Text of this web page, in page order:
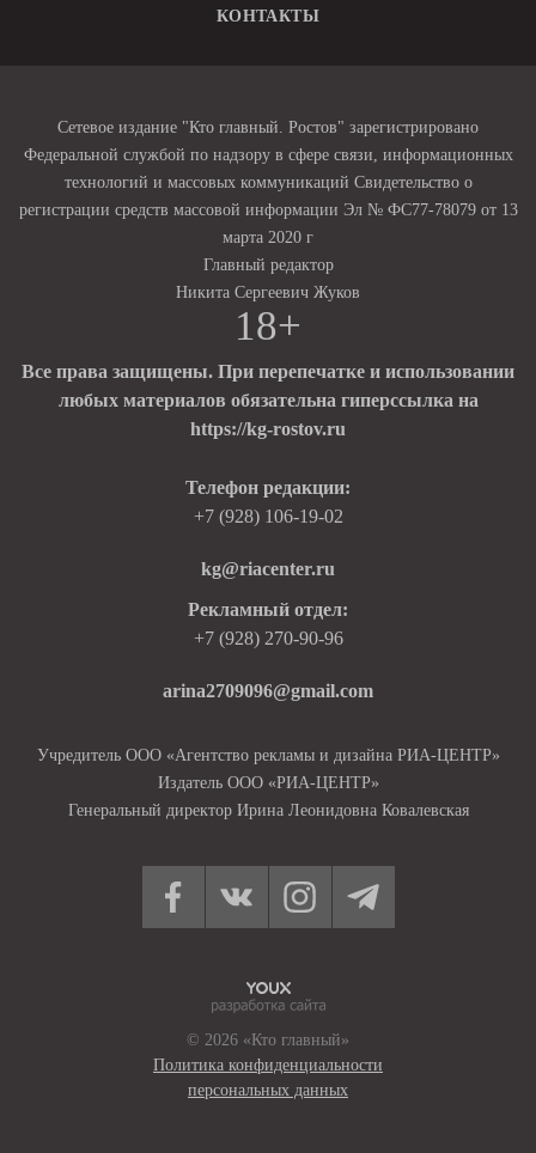
КОНТАКТЫ
Сетевое издание "Кто главный. Ростов" зарегистрировано
Федеральной службой по надзору в сфере связи, информационных
технологий и массовых коммуникаций Свидетельство о
регистрации средств массовой информации Эл № ФС77-78079 от 13
марта 2020 г
Главный редактор
Никита Сергеевич Жуков
18+
Все права защищены. При перепечатке и использовании
любых материалов обязательна гиперссылка на
https://kg-rostov.ru
Телефон редакции:
+7 (928) 106-19-02
kg@riacenter.ru
Рекламный отдел:
+7 (928) 270-90-96
arina2709096@gmail.com
Учредитель ООО «Агентство рекламы и дизайна РИА-ЦЕНТР»
Издатель ООО «РИА-ЦЕНТР»
Генеральный директор Ирина Леонидовна Ковалевская
© 2026 «Кто главный»
Политика конфиденциальности
персональных данных